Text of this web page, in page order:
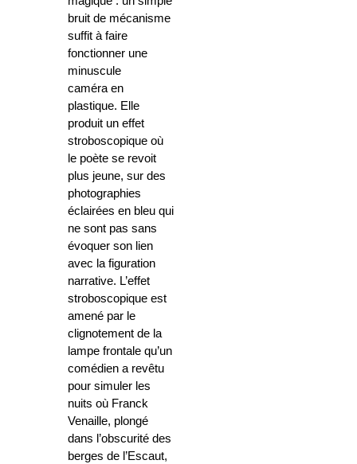
bruit de mécanisme
suffit à faire
fonctionner une
minuscule
caméra en
plastique. Elle
produit un effet
stroboscopique où
le poète se revoit
plus jeune, sur des
photographies
éclairées en bleu qui
ne sont pas sans
évoquer son lien
avec la figuration
narrative. L’effet
stroboscopique est
amené par le
clignotement de la
lampe frontale qu’un
comédien a revêtu
pour simuler les
nuits où Franck
Venaille, plongé
dans l’obscurité des
berges de l’Escaut,